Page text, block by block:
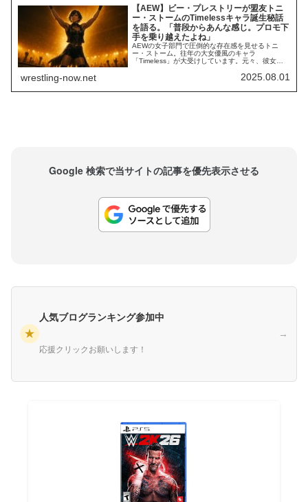
【AEW】ビー・プレストリーが盟友トニ
ー・ストームのTimelessキャラ誕生秘話
を語る。「普段からあんな感じ。プロモ下
手を乗り越えたよね」
AEWの女子部門で圧倒的な存在感を見せるトニ
ー・ストーム。往年の大女優風のキャラ
「Timeless」が大受けしています。元々、彼女の
での活躍がそれを物語っています。しかし、WWE
抱えるようになり、最終的には燃え尽き症候群を
wrestling-now.net 2025.08.01
Google 検索で当サイトの記事を優先表示させる
★
人気ブログランキング参加中
応援クリックお願いします！
→